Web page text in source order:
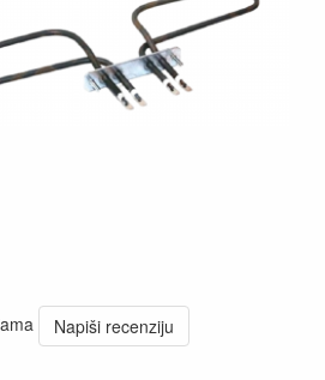
Napiši recenziju